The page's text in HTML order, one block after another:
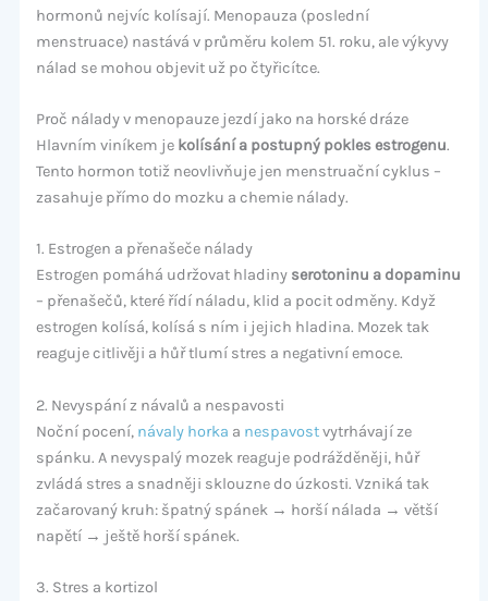
hormonů nejvíc kolísají. Menopauza (poslední
menstruace) nastává v průměru kolem 51. roku, ale výkyvy
nálad se mohou objevit už po čtyřicítce.
Proč nálady v menopauze jezdí jako na horské dráze
Hlavním viníkem je kolísání a postupný pokles estrogenu.
Tento hormon totiž neovlivňuje jen menstruační cyklus –
zasahuje přímo do mozku a chemie nálady.
1. Estrogen a přenašeče nálady
Estrogen pomáhá udržovat hladiny serotoninu a dopaminu
– přenašečů, které řídí náladu, klid a pocit odměny. Když
estrogen kolísá, kolísá s ním i jejich hladina. Mozek tak
reaguje citlivěji a hůř tlumí stres a negativní emoce.
2. Nevyspání z návalů a nespavosti
Noční pocení, návaly horka a nespavostvytrhávají ze
spánku. A nevyspalý mozek reaguje podrážděněji, hůř
zvládá stres a snadněji sklouzne do úzkosti. Vzniká tak
začarovaný kruh: špatný spánek → horší nálada → větší
napětí → ještě horší spánek.
3. Stres a kortizol